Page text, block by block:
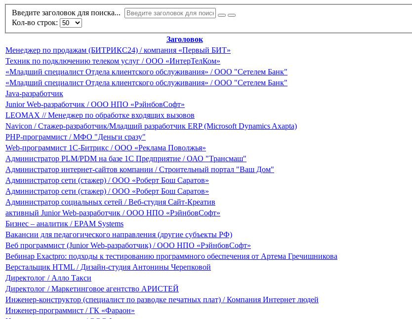
Введите заголовок для поиска...
Кол-во строк:
Заголовок
Менеджер по продажам (БИТРИКС24) / компания «Первый БИТ»
Техник по подключению телеком услуг / ООО «ИнтерТелКом»
«Младший специалист Отдела клиентского обслуживания» / ООО "Сетелем Банк"
«Младший специалист Отдела клиентского обслуживания» / ООО "Сетелем Банк"
Java-разработчик
Junior Web-разработчик / ООО НПО «РэйнбовСофт»
LEOMAX // Менеджер по обработке входящих вызовов
Navicon / Стажер-разработчик/Младший разработчик ERP (Microsoft Dynamics Axapta)
PHP-программист / МФО "Деньги сразу"
Web-программист 1С-Битрикс / ООО «Реклама Поволжья»
Администратор PLM/PDM на базе 1C Предприятие / ОАО "Трансмаш"
Администратор интернет-сайтов компании / Строительный портал "Ваш Дом"
Администратор сети (стажер) / ООО «Роберт Бош Саратов»
Администратор сети (стажер) / ООО «Роберт Бош Саратов»
Администратор социальных сетей / Веб-студия Сайт-Креатив
активный Junior Web-разработчик / ООО НПО «РэйнбовСофт»
Бизнес – аналитик / EPAM Systems
Вакансии для педагогического направления (другие субъекты РФ)
Веб программист (Junior Web-разработчик) / ООО НПО «РэйнбовСофт»
Вебинар Exactpro: подходы к тестированию программного обеспечения от Артема Гречишникова
Верстальщик HTML / Дизайн-студия Антонины Черепковой
Директолог / Алло Такси
Директолог / Маркетинговое агентство АРИСТЕЙ
Инженер-конструктор (специалист по разводке печатных плат) / Компания Интернет людей
Инженер-программист / ГК «Фараон»